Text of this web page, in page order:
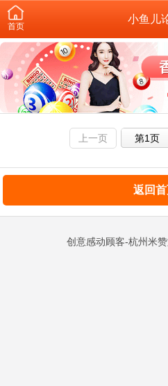
首页
小鱼儿
上一页 第1页
返回
创意感动顾客-杭州米